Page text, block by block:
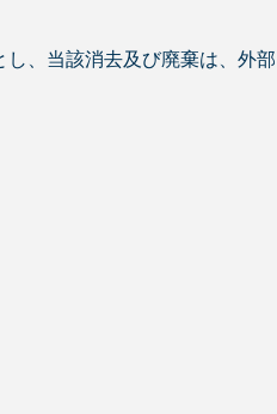
、当該消去及び廃棄は、外部